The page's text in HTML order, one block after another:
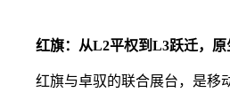
红旗：从L2平权到L3跃迁，
红旗与卓驭的联合展台，是移